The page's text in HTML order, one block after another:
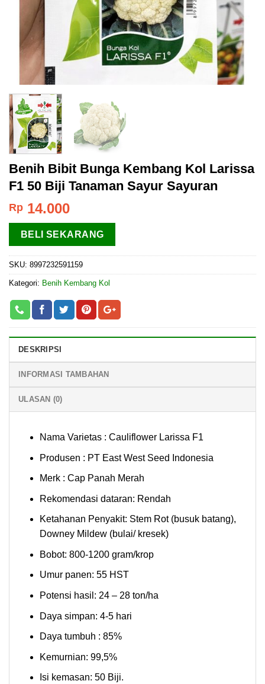
Benih Bibit Bunga Kembang Kol Larissa
F1 50 Biji Tanaman Sayur Sayuran
Rp 14.000
BELI SEKARANG
SKU: 8997232591159
Kategori: Benih Kembang Kol
DESKRIPSI
INFORMASI TAMBAHAN
ULASAN (0)
Nama Varietas : Cauliflower Larissa F1
Produsen : PT East West Seed Indonesia
Merk : Cap Panah Merah
Rekomendasi dataran: Rendah
Ketahanan Penyakit: Stem Rot (busuk batang),
Downey Mildew (bulai/ kresek)
Bobot: 800-1200 gram/krop
Umur panen: 55 HST
Potensi hasil: 24 – 28 ton/ha
Daya simpan: 4-5 hari
Daya tumbuh : 85%
Kemurnian: 99,5%
Isi kemasan: 50 Biji.